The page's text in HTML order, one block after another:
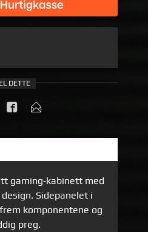
DETTE
gaming‑kabinett med
Sidepanelet i
komponentene og
preg.